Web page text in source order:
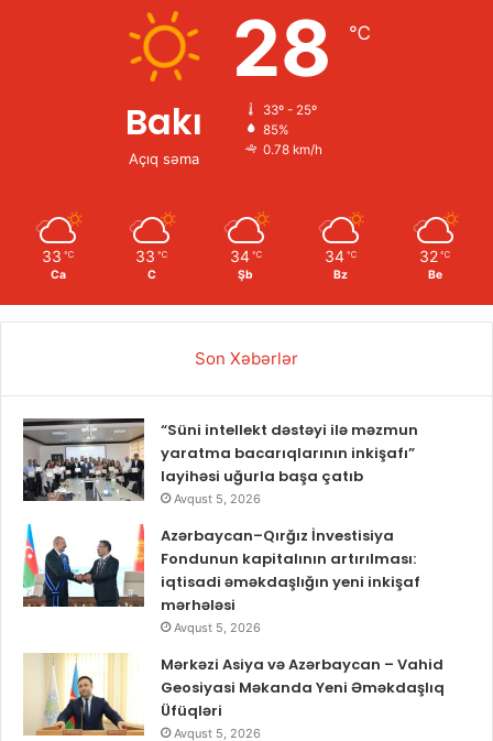
Bakı
Açıq səma
28 ℃
33º - 25º
85%
0.78 km/h
33 ℃
Ca
33 ℃
C
34 ℃
Şb
34 ℃
Bz
32 ℃
Be
Son Xəbərlər
“Süni intellekt dəstəyi ilə məzmun
yaratma bacarıqlarının inkişafı”
layihəsi uğurla başa çatıb
Avqust 5, 2026
Azərbaycan–Qırğız İnvestisiya
Fondunun kapitalının artırılması:
iqtisadi əməkdaşlığın yeni inkişaf
mərhələsi
Avqust 5, 2026
Mərkəzi Asiya və Azərbaycan – Vahid
Geosiyasi Məkanda Yeni Əməkdaşlıq
Üfüqləri
Avqust 5, 2026